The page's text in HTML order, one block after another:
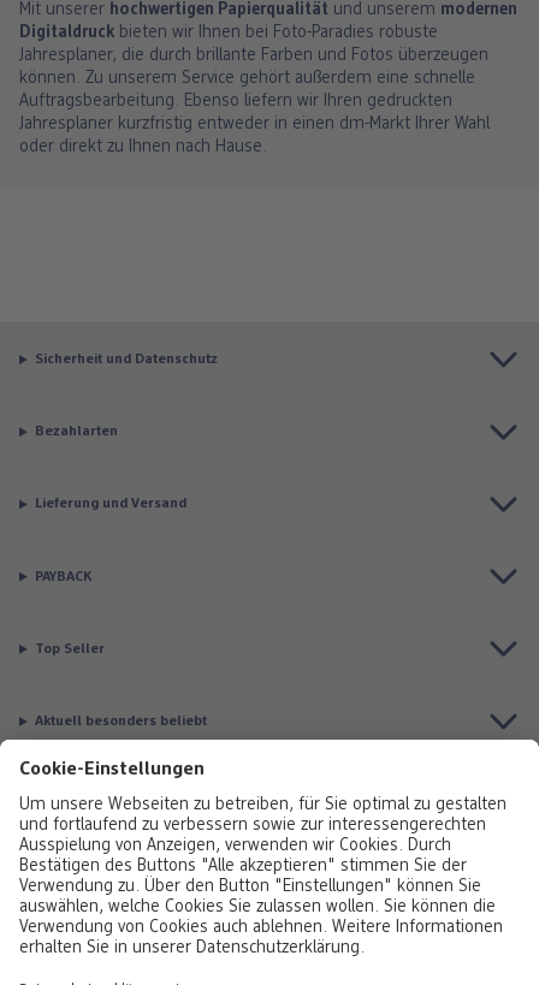
Mit unserer hochwertigen Papierqualität und unserem modernen
Digitaldruck bieten wir Ihnen bei Foto-Paradies robuste
Jahresplaner, die durch brillante Farben und Fotos überzeugen
können. Zu unserem Service gehört außerdem eine schnelle
Auftragsbearbeitung. Ebenso liefern wir Ihren gedruckten
Jahresplaner kurzfristig entweder in einen dm-Markt Ihrer Wahl
oder direkt zu Ihnen nach Hause.
Sicherheit und Datenschutz
Bezahlarten
Lieferung und Versand
PAYBACK
Top Seller
Aktuell besonders beliebt
Service & Auftragsstatus
Informationen
Rufen Sie uns gerne an: 0800 376320Montag bis Sonntag: 8:00 – 20:00 Uhr,